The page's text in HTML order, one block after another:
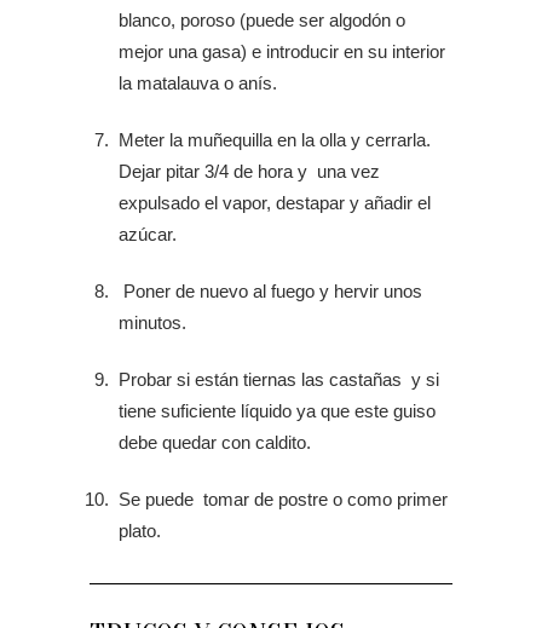
blanco, poroso (puede ser algodón o
mejor una gasa) e introducir en su interior
la matalauva o anís.
Meter la muñequilla en la olla y cerrarla.
Dejar pitar 3/4 de hora y una vez
expulsado el vapor, destapar y añadir el
azúcar.
Poner de nuevo al fuego y hervir unos
minutos.
Probar si están tiernas las castañas y si
tiene suficiente líquido ya que este guiso
debe quedar con caldito.
Se puede tomar de postre o como primer
plato.